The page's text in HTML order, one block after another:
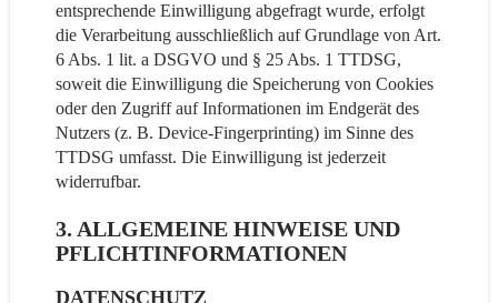
entsprechende Einwilligung abgefragt wurde, erfolgt
die Verarbeitung ausschließlich auf Grundlage von Art.
6 Abs. 1 lit. a DSGVO und § 25 Abs. 1 TTDSG,
soweit die Einwilligung die Speicherung von Cookies
oder den Zugriff auf Informationen im Endgerät des
Nutzers (z. B. Device-Fingerprinting) im Sinne des
TTDSG umfasst. Die Einwilligung ist jederzeit
widerrufbar.
3. ALLGEMEINE HINWEISE UND
PFLICHT­INFORMATIONEN
DATENSCHUTZ